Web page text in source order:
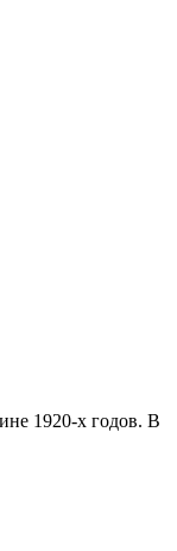
1920-х годов. В